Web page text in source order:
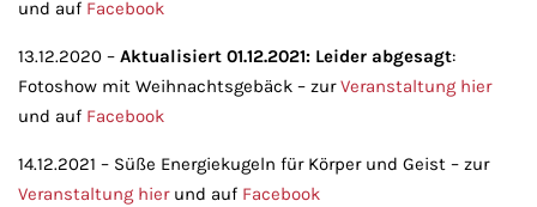
und auf Facebook
13.12.2020 – Aktualisiert 01.12.2021: Leider abgesagt:
Fotoshow mit Weihnachtsgebäck – zurVeranstaltung hier
und auf Facebook
14.12.2021 – Süße Energiekugeln für Körper und Geist – zur
Veranstaltung hierund auf Facebook